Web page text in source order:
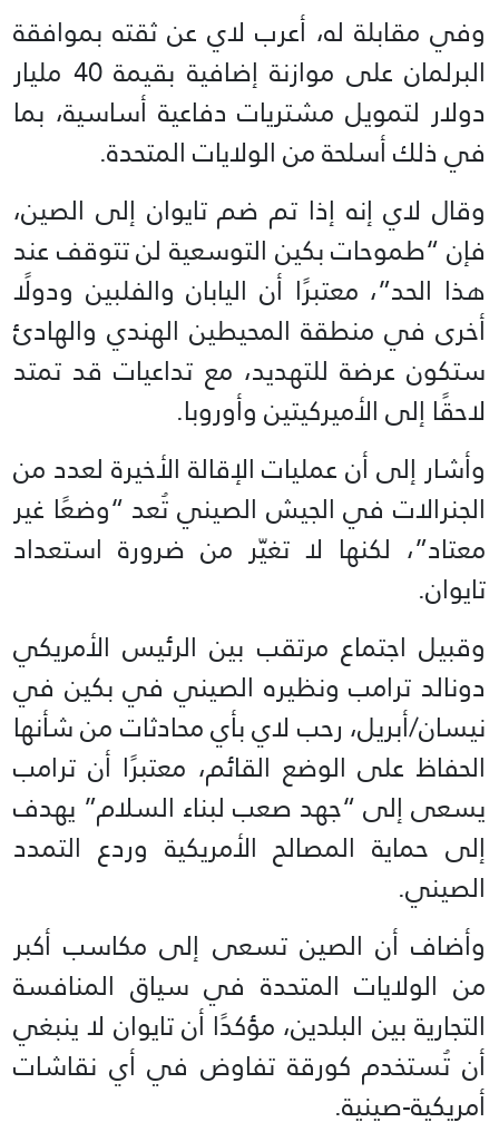
وفي مقابلة له، أعرب لاي عن ثقته بموافقة
البرلمان على موازنة إضافية بقيمة 40 مليار
دولار لتمويل مشتريات دفاعية أساسية، بما
في ذلك أسلحة من الولايات المتحدة.
وقال لاي إنه إذا تم ضم تايوان إلى الصين،
فإن “طموحات بكين التوسعية لن تتوقف عند
هذا الحد”، معتبرًا أن اليابان والفلبين ودولًا
أخرى في منطقة المحيطين الهندي والهادئ
ستكون عرضة للتهديد، مع تداعيات قد تمتد
لاحقًا إلى الأميركيتين وأوروبا.
وأشار إلى أن عمليات الإقالة الأخيرة لعدد من
الجنرالات في الجيش الصيني تُعد “وضعًا غير
معتاد”، لكنها لا تغيّر من ضرورة استعداد
تايوان.
وقبيل اجتماع مرتقب بين الرئيس الأمريكي
دونالد ترامب ونظيره الصيني في بكين في
نيسان/أبريل، رحب لاي بأي محادثات من شأنها
الحفاظ على الوضع القائم، معتبرًا أن ترامب
يسعى إلى “جهد صعب لبناء السلام” يهدف
إلى حماية المصالح الأمريكية وردع التمدد
الصيني.
وأضاف أن الصين تسعى إلى مكاسب أكبر
من الولايات المتحدة في سياق المنافسة
التجارية بين البلدين، مؤكدًا أن تايوان لا ينبغي
أن تُستخدم كورقة تفاوض في أي نقاشات
أمريكية-صينية.